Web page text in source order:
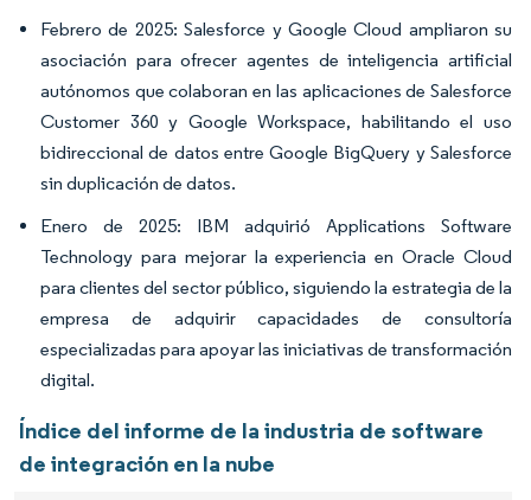
Febrero de 2025: Salesforce y Google Cloud ampliaron su
asociación para ofrecer agentes de inteligencia artificial
autónomos que colaboran en las aplicaciones de Salesforce
Customer 360 y Google Workspace, habilitando el uso
bidireccional de datos entre Google BigQuery y Salesforce
sin duplicación de datos.
Enero de 2025: IBM adquirió Applications Software
Technology para mejorar la experiencia en Oracle Cloud
para clientes del sector público, siguiendo la estrategia de la
empresa de adquirir capacidades de consultoría
especializadas para apoyar las iniciativas de transformación
digital.
Índice del informe de la industria de software
de integración en la nube